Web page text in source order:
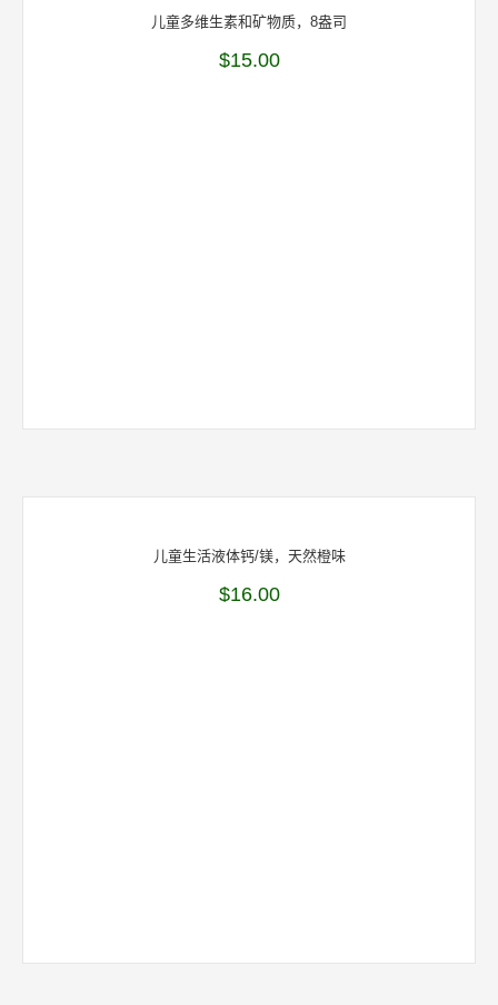
儿童多维生素和矿物质，8盎司
$15.00
儿童生活液体钙/镁，天然橙味
$16.00